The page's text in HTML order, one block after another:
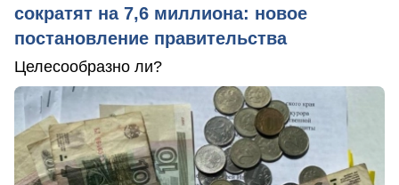
сократят на 7,6 миллиона: новое
постановление правительства
Целесообразно ли?